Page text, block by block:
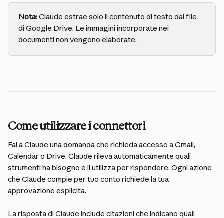
Nota: Claude estrae solo il contenuto di testo dai file
di Google Drive. Le immagini incorporate nei
documenti non vengono elaborate.
Come utilizzare i connettori
Fai a Claude una domanda che richieda accesso a Gmail,
Calendar o Drive. Claude rileva automaticamente quali
strumenti ha bisogno e li utilizza per rispondere. Ogni azione
che Claude compie per tuo conto richiede la tua
approvazione esplicita.
La risposta di Claude include citazioni che indicano quali